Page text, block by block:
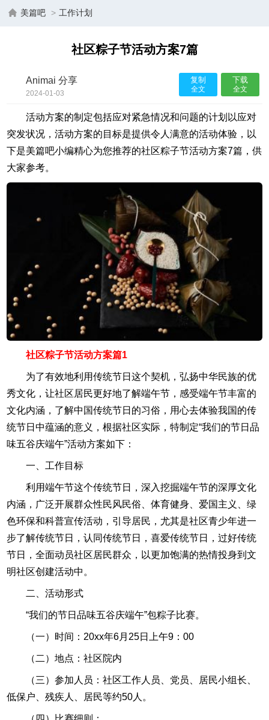
美篇吧 > 工作计划
社区粽子节活动方案7篇
Animai 分享
2024-01-03
复制
全文
下载
全文
活动方案的制定包括应对紧急情况和问题的计划以应对
突发状况，活动方案的目标是提供令人满意的活动体验，以
下是美篇吧小编精心为您推荐的社区粽子节活动方案7篇，供
大家参考。
社区粽子节活动方案篇1
为了有效地利用传统节日这个契机，弘扬中华民族的优
秀文化，让社区居民更好地了解端午节，感受端午节丰富的
文化内涵，了解中国传统节日的习俗，用心去体验我国的传
统节日中蕴涵的意义，根据社区实际，特制定“我们的节日品
味五谷庆端午”活动方案如下：
一、工作目标
利用端午节这个传统节日，深入挖掘端午节的深厚文化
内涵，广泛开展群众性民风民俗、体育健身、爱国主义、绿
色环保和科普宣传活动，引导居民，尤其是社区青少年进一
步了解传统节日，认同传统节日，喜爱传统节日，过好传统
节日，全面动员社区居民群众，以更加饱满的热情投身到文
明社区创建活动中。
二、活动形式
“我们的节日品味五谷庆端午”包粽子比赛。
（一）时间：20xx年6月25日上午9：00
（二）地点：社区院内
（三）参加人员：社区工作人员、党员、居民小组长、
低保户、残疾人、居民等约50人。